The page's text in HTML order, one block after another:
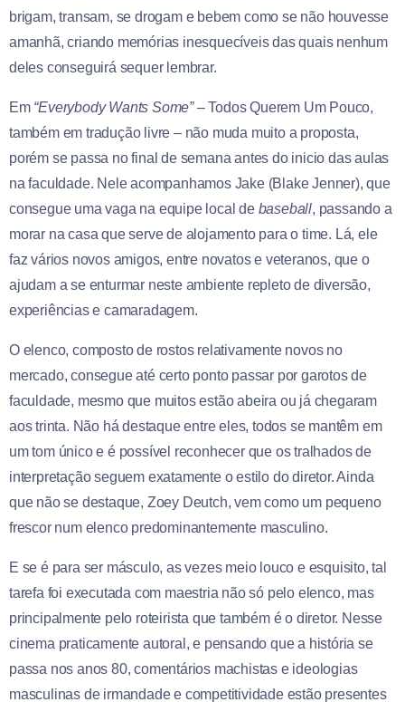
brigam, transam, se drogam e bebem como se não houvesse
amanhã, criando memórias inesquecíveis das quais nenhum
deles conseguirá sequer lembrar.
Em “Everybody Wants Some”– Todos Querem Um Pouco,
também em tradução livre – não muda muito a proposta,
porém se passa no final de semana antes do inicio das aulas
na faculdade. Nele acompanhamos Jake (Blake Jenner), que
consegue uma vaga na equipe local de baseball, passando a
morar na casa que serve de alojamento para o time. Lá, ele
faz vários novos amigos, entre novatos e veteranos, que o
ajudam a se enturmar neste ambiente repleto de diversão,
experiências e camaradagem.
O elenco, composto de rostos relativamente novos no
mercado, consegue até certo ponto passar por garotos de
faculdade, mesmo que muitos estão abeira ou já chegaram
aos trinta. Não há destaque entre eles, todos se mantêm em
um tom único e é possível reconhecer que os tralhados de
interpretação seguem exatamente o estilo do diretor. Ainda
que não se destaque, Zoey Deutch, vem como um pequeno
frescor num elenco predominantemente masculino.
E se é para ser másculo, as vezes meio louco e esquisito, tal
tarefa foi executada com maestria não só pelo elenco, mas
principalmente pelo roteirista que também é o diretor. Nesse
cinema praticamente autoral, e pensando que a história se
passa nos anos 80, comentários machistas e ideologias
masculinas de irmandade e competitividade estão presentes